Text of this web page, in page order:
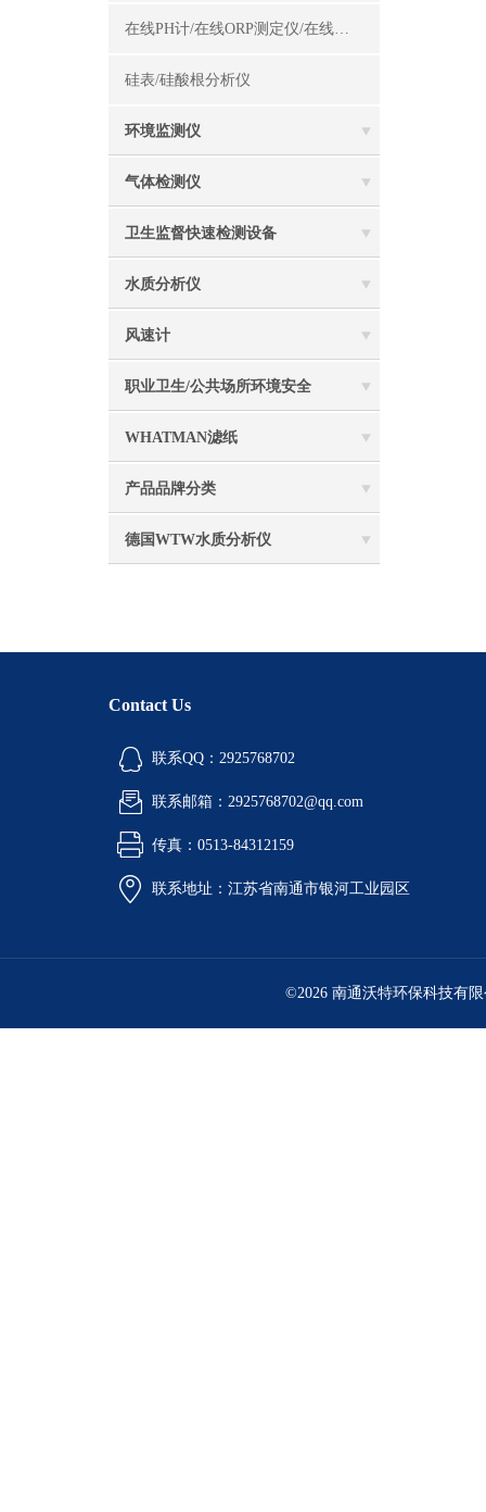
在线PH计/在线ORP测定仪/在线酸碱度计
硅表/硅酸根分析仪
环境监测仪
气体检测仪
卫生监督快速检测设备
水质分析仪
风速计
职业卫生/公共场所环境安全
WHATMAN滤纸
产品品牌分类
德国WTW水质分析仪
Contact Us
联系QQ：2925768702
联系邮箱：2925768702@qq.com
传真：0513-84312159
联系地址：江苏省南通市银河工业园区
©2026 南通沃特环保科技有